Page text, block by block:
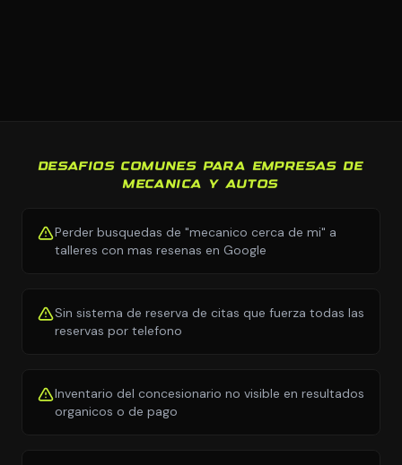
DESAFIOS COMUNES PARA EMPRESAS DE
MECANICA Y AUTOS
Perder busquedas de "mecanico cerca de mi" a
talleres con mas resenas en Google
Sin sistema de reserva de citas que fuerza todas las
reservas por telefono
Inventario del concesionario no visible en resultados
organicos o de pago